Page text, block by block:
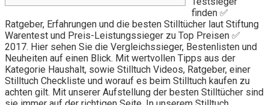
finden ✅
Ratgeber, Erfahrungen und die besten Stilltücher laut Stiftung
Warentest und Preis-Leistungssieger zu Top Preisen ✅
2017. Hier sehen Sie die Vergleichssieger, Bestenlisten und
Neuheiten auf einen Blick. Mit wertvollen Tipps aus der
Kategorie Haushalt, sowie Stilltuch Videos, Ratgeber, einer
Stilltuch Checkliste und worauf es beim Stilltuch kaufen zu
achten gilt. Mit unserer Aufstellung der besten Stilltücher sind